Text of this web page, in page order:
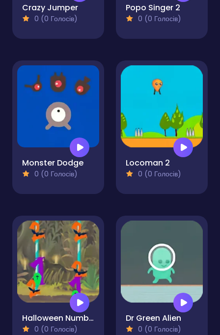
Crazy Jumper
0 (0 Голосів)
Popo Singer 2
0 (0 Голосів)
Monster Dodge
0 (0 Голосів)
Locoman 2
0 (0 Голосів)
Halloween Numbers
0 (0 Голосів)
Dr Green Alien
0 (0 Голосів)